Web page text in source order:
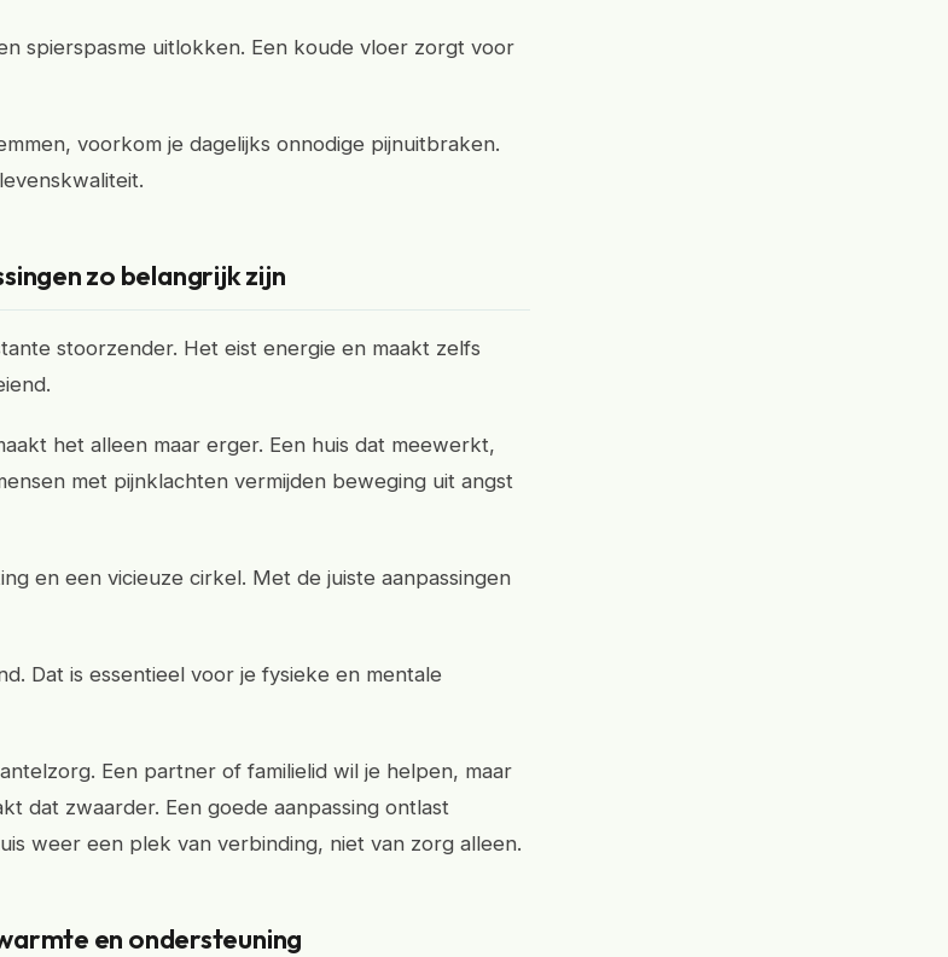
spierspasme uitlokken. Een koude vloer zorgt voor
voorkom je dagelijks onnodige pijnuitbraken.
zo belangrijk zijn
stoorzender. Het eist energie en maakt zelfs
het alleen maar erger. Een huis dat meewerkt,
met pijnklachten vermijden beweging uit angst
en een vicieuze cirkel. Met de juiste aanpassingen
Dat is essentieel voor je fysieke en mentale
Een partner of familielid wil je helpen, maar
dat zwaarder. Een goede aanpassing ontlast
weer een plek van verbinding, niet van zorg alleen.
en ondersteuning